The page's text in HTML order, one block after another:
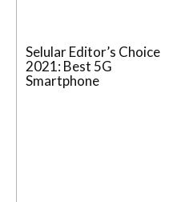
Selular Editor’s Choice
2021: Best 5G
Smartphone